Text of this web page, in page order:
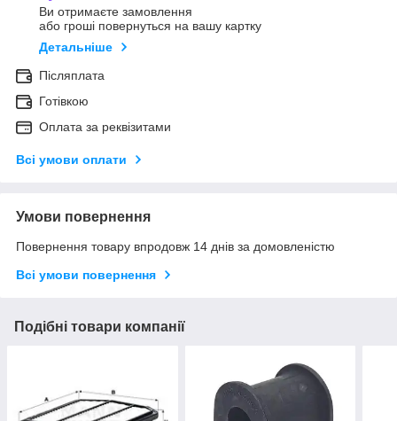
Ви отримаєте замовлення
або гроші повернуться на вашу картку
Детальніше
Післяплата
Готівкою
Оплата за реквізитами
Всі умови оплати
Умови повернення
Повернення товару впродовж 14 днів за домовленістю
Всі умови повернення
Подібні товари компанії